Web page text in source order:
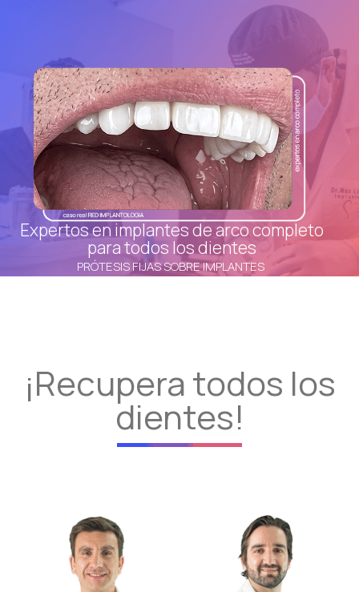
Expertos en implantes de arco completo
para todos los dientes
PRÓTESIS FIJAS SOBRE IMPLANTES
¡Recupera todos los
dientes!